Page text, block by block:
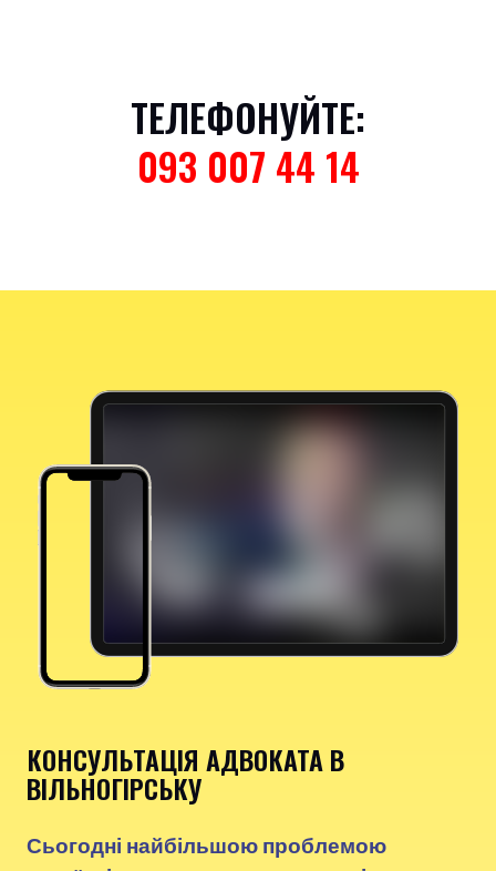
ТЕЛЕФОНУЙТЕ:
093 007 44 14
КОНСУЛЬТАЦІЯ АДВОКАТА В
ВІЛЬНОГІРСЬКУ
Сьогодні найбільшою проблемою